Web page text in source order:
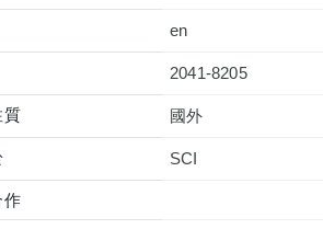
en
2041-8205
質 國外
作